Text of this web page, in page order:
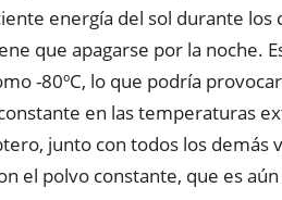
energía del sol durante los
que apagarse por la noche.
-80ºC, lo que podría
en las temperaturas
junto con todos los demás
el polvo constante, que es